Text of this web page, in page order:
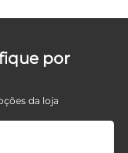
por
da loja